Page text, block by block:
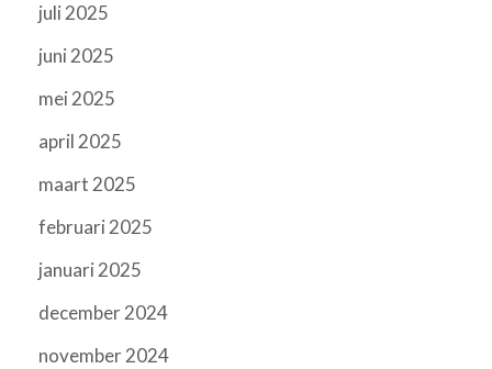
juli 2025
juni 2025
mei 2025
april 2025
maart 2025
februari 2025
januari 2025
december 2024
november 2024